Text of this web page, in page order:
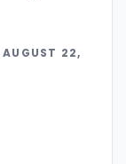
AUGUST 22,